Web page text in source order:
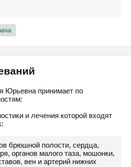
Юрьевна принимает по
и лечения которой входят
брюшной полости, сердца,
органов малого таза, мошонки,
вен и артерий нижних